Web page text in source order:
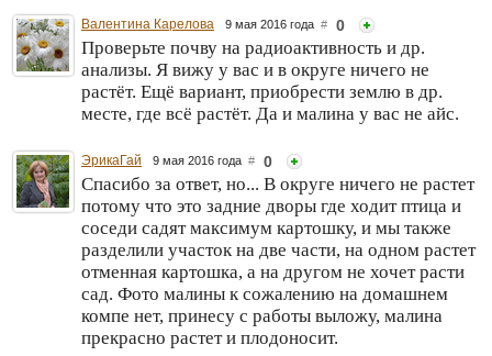
Валентина Карелова 9 мая 2016 года # 0
Проверьте почву на радиоактивность и др.
анализы. Я вижу у вас и в округе ничего не
растёт. Ещё вариант, приобрести землю в др.
месте, где всё растёт. Да и малина у вас не айс.
ЭрикаГай 9 мая 2016 года # 0
Спасибо за ответ, но... В округе ничего не растет
потому что это задние дворы где ходит птица и
соседи садят максимум картошку, и мы также
разделили участок на две части, на одном растет
отменная картошка, а на другом не хочет расти
сад. Фото малины к сожалению на домашнем
компе нет, принесу с работы выложу, малина
прекрасно растет и плодоносит.